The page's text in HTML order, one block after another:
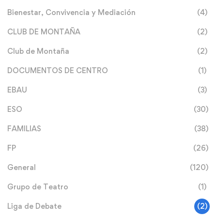
Bienestar, Convivencia y Mediación (4)
CLUB DE MONTAÑA (2)
Club de Montaña (2)
DOCUMENTOS DE CENTRO (1)
EBAU (3)
ESO (30)
FAMILIAS (38)
FP (26)
General (120)
Grupo de Teatro (1)
Liga de Debate (2)